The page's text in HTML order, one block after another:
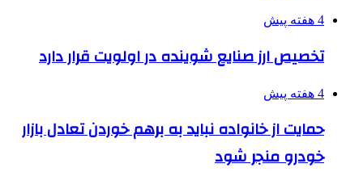
4 هفته پیش
تخصیص ارز صنایع شوینده در اولویت قرار دارد
4 هفته پیش
حمایت از خانواده نباید به برهم خوردن تعادل بازار
خودرو منجر شود